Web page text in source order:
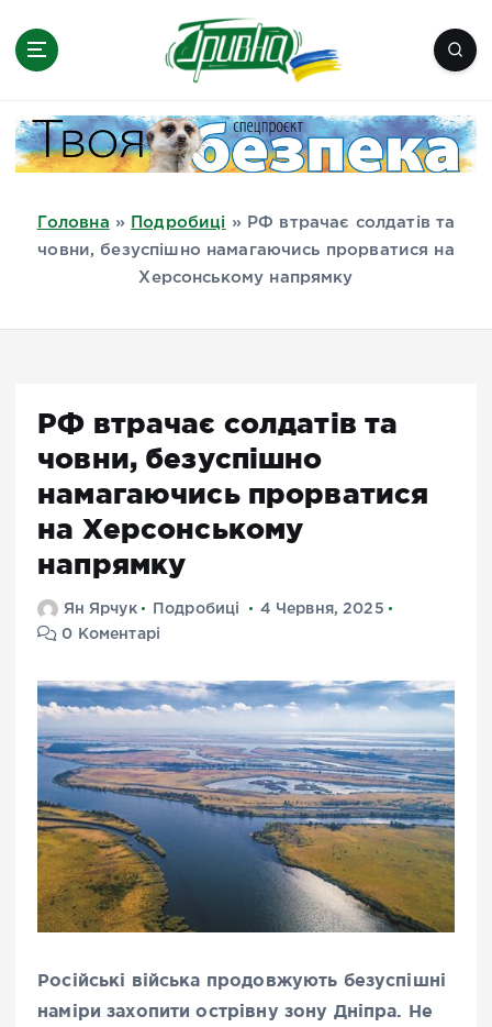
Миколаїв, Одеса, Мелітополь
Головна » Подробиці »
РФ втрачає солдатів та
човни, безуспішно намагаючись прорватися на
Херсонському напрямку
РФ втрачає солдатів та
човни, безуспішно
намагаючись прорватися
на Херсонському
напрямку
Ян Ярчук Подробиці
4 Червня, 2025
0 Коментарі
Російські війська продовжують безуспішні
наміри захопити острівну зону Дніпра. Не